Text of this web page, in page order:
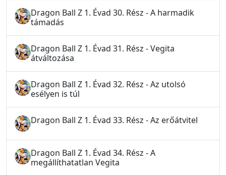
Dragon Ball Z 1. Évad 30. Rész - A harmadik
támadás
Dragon Ball Z 1. Évad 31. Rész - Vegita
átváltozása
Dragon Ball Z 1. Évad 32. Rész - Az utolsó
esélyen is túl
Dragon Ball Z 1. Évad 33. Rész - Az erőátvitel
Dragon Ball Z 1. Évad 34. Rész - A
megállíthatatlan Vegita